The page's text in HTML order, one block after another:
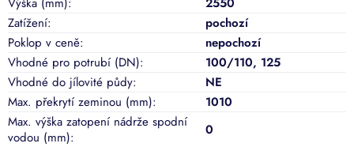
Zatížení:
pochozí
Poklop v ceně:
nepochozí
Vhodné pro potrubí (DN): 100/110, 125
Vhodné do jílovité půdy:
NE
Max. překrytí zeminou (mm):
1010
Max. výška zatopení nádrže spodní
vodou (mm):
0